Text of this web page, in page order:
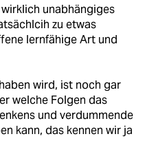
unabhängiges
zu etwas
lernfähige Art und
wird, ist noch gar
welche Folgen das
und verdummende
kann, das kennen wir ja